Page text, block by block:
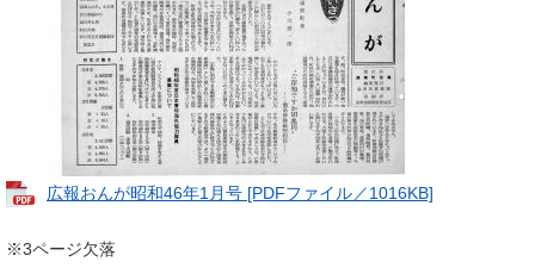
広報おんが昭和46年1月号 [PDFファイル／1016KB]
※3ページ欠落